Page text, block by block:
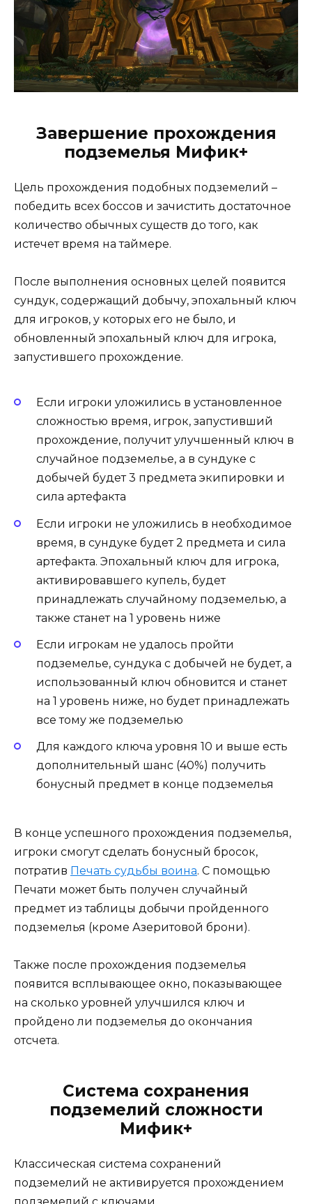
Завершение прохождения
подземелья Мифик+
Цель прохождения подобных подземелий –
победить всех боссов и зачистить достаточное
количество обычных существ до того, как
истечет время на таймере.
После выполнения основных целей появится
сундук, содержащий добычу, эпохальный ключ
для игроков, у которых его не было, и
обновленный эпохальный ключ для игрока,
запустившего прохождение.
Если игроки уложились в установленное
сложностью время, игрок, запустивший
прохождение, получит улучшенный ключ в
случайное подземелье, а в сундуке с
добычей будет 3 предмета экипировки и
сила артефакта
Если игроки не уложились в необходимое
время, в сундуке будет 2 предмета и сила
артефакта. Эпохальный ключ для игрока,
активировавшего купель, будет
принадлежать случайному подземелью, а
также станет на 1 уровень ниже
Если игрокам не удалось пройти
подземелье, сундука с добычей не будет, а
использованный ключ обновится и станет
на 1 уровень ниже, но будет принадлежать
все тому же подземелью
Для каждого ключа уровня 10 и выше есть
дополнительный шанс (40%) получить
бонусный предмет в конце подземелья
В конце успешного прохождения подземелья,
игроки смогут сделать бонусный бросок,
потратив Печать судьбы воина. С помощью
Печати может быть получен случайный
предмет из таблицы добычи пройденного
подземелья (кроме Азеритовой брони).
Также после прохождения подземелья
появится всплывающее окно, показывающее
на сколько уровней улучшился ключ и
пройдено ли подземелья до окончания
отсчета.
Система сохранения
подземелий сложности
Мифик+
Классическая система сохранений
подземелий не активируется прохождением